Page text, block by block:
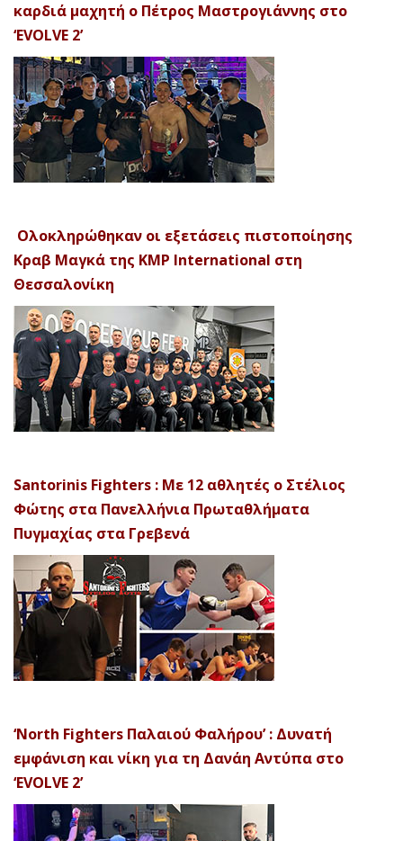
καρδιά μαχητή ο Πέτρος Μαστρογιάννης στο
‘EVOLVE 2’
Ολοκληρώθηκαν οι εξετάσεις πιστοποίησης
Κραβ Μαγκά της KMP International στη
Θεσσαλονίκη
Santorinis Fighters : Με 12 αθλητές ο Στέλιος
Φώτης στα Πανελλήνια Πρωταθλήματα
Πυγμαχίας στα Γρεβενά
‘North Fighters Παλαιού Φαλήρου’ : Δυνατή
εμφάνιση και νίκη για τη Δανάη Αντύπα στο
‘EVOLVE 2’